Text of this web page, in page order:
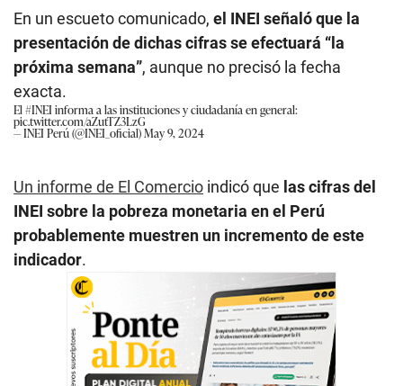
En un escueto comunicado, el INEI señaló que la
presentación de dichas cifras se efectuará “la
próxima semana”, aunque no precisó la fecha
exacta.
El#INEIinforma a las instituciones y ciudadanía en general:
pic.twitter.com/aZutTZ3LzG
— INEI Perú (@INEI_oficial)May 9, 2024
Un informe de El Comercio indicó que las cifras del
INEI sobre la pobreza monetaria en el Perú
probablemente muestren un incremento de este
indicador.